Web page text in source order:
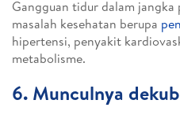
Gangguan tidur dalam
masalah kesehatan berupa
hipertensi, penyakit
metabolisme.
6. Munculnya